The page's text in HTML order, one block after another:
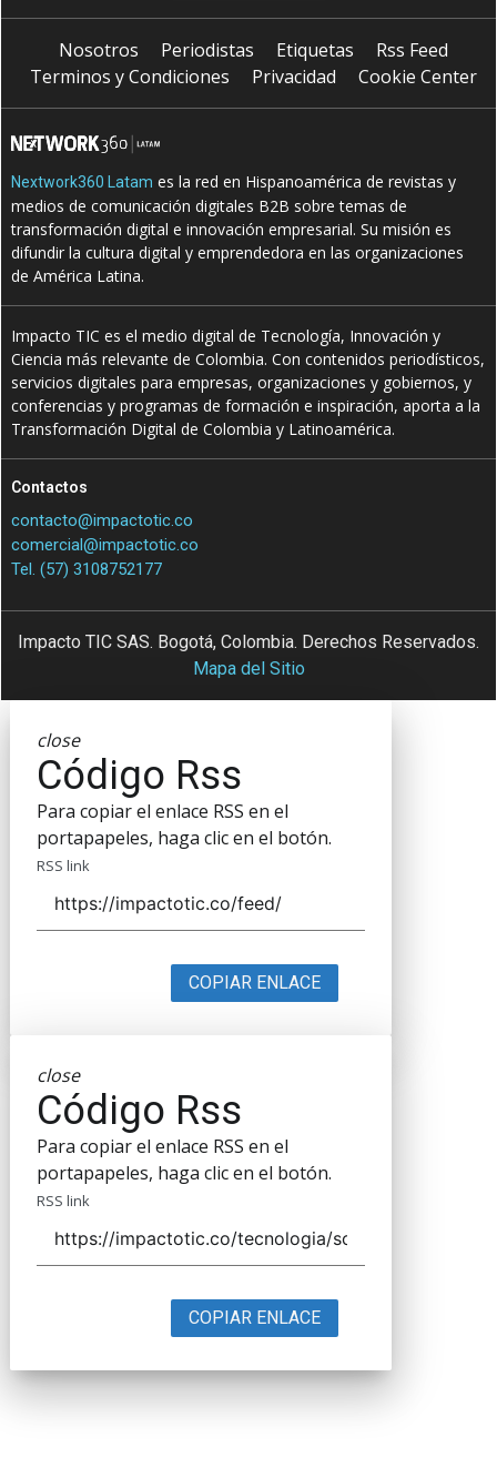
Nosotros Periodistas Etiquetas
Rss Feed
Terminos y Condiciones
Privacidad Cookie Center
Nextwork360 Latam es la red en Hispanoamérica de revistas y
medios de comunicación digitales B2B sobre temas de
transformación digital e innovación empresarial. Su misión es
difundir la cultura digital y emprendedora en las organizaciones
de América Latina.
Impacto TIC es el medio digital de Tecnología, Innovación y
Ciencia más relevante de Colombia. Con contenidos periodísticos,
servicios digitales para empresas, organizaciones y gobiernos, y
conferencias y programas de formación e inspiración, aporta a la
Transformación Digital de Colombia y Latinoamérica.
Contactos
contacto@impactotic.co
comercial@impactotic.co
Tel. (57) 3108752177
Impacto TIC SAS. Bogotá, Colombia. Derechos Reservados.
Mapa del Sitio
close
Código Rss
Para copiar el enlace RSS en el
portapapeles, haga clic en el botón.
RSS link
COPIAR ENLACE
close
Código Rss
Para copiar el enlace RSS en el
portapapeles, haga clic en el botón.
RSS link
COPIAR ENLACE